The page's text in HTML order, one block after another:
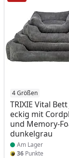
4 Größen
TRIXIE Vital
eckig mit
und Memory-
dunkelgrau
Produkt am
Am Lager
36 Punkte